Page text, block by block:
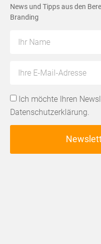
News und Tipps aus den
Branding
Ich möchte Ihren
Datenschutzerklärung